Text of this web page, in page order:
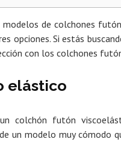
de colchones
opciones. Si estás
con los colchones
elástico
colchón futón
un modelo muy cómodo